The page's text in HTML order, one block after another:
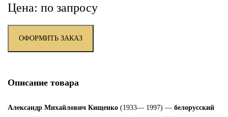
Цена: по запросу
ОФОРМИТЬ ЗАКАЗ
Описание товара
Александр Михайлович Кищенко (1933— 1997) — белорусский